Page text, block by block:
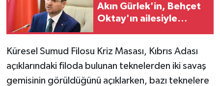
Akın Gürlek'in, Behçet
Oktay'ın ailesiyle
Küresel Sumud Filosu Kriz Masası, Kıbrıs Adası
açıklarındaki filoda bulunan teknelerden iki savaş
gemisinin görüldüğünü açıklarken, bazı teknelere